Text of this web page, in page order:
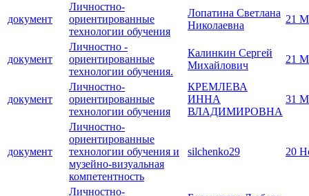
документ
Личностно-
ориентированные
технологии обучения
Лопатина Светлана
Николаевна
21
документ
Личностно -
ориентированные
технологии обучения.
Калинкин Сергей
Михайлович
21
документ
Личностно-
ориентированные
технологии обучения
КРЕМЛЕВА
ИННА
ВЛАДИМИРОВНА
31
документ
Личностно-
ориентированные
технологии обучения и
музейно-визуальная
компетентность
silchenko29 20
Личностно-